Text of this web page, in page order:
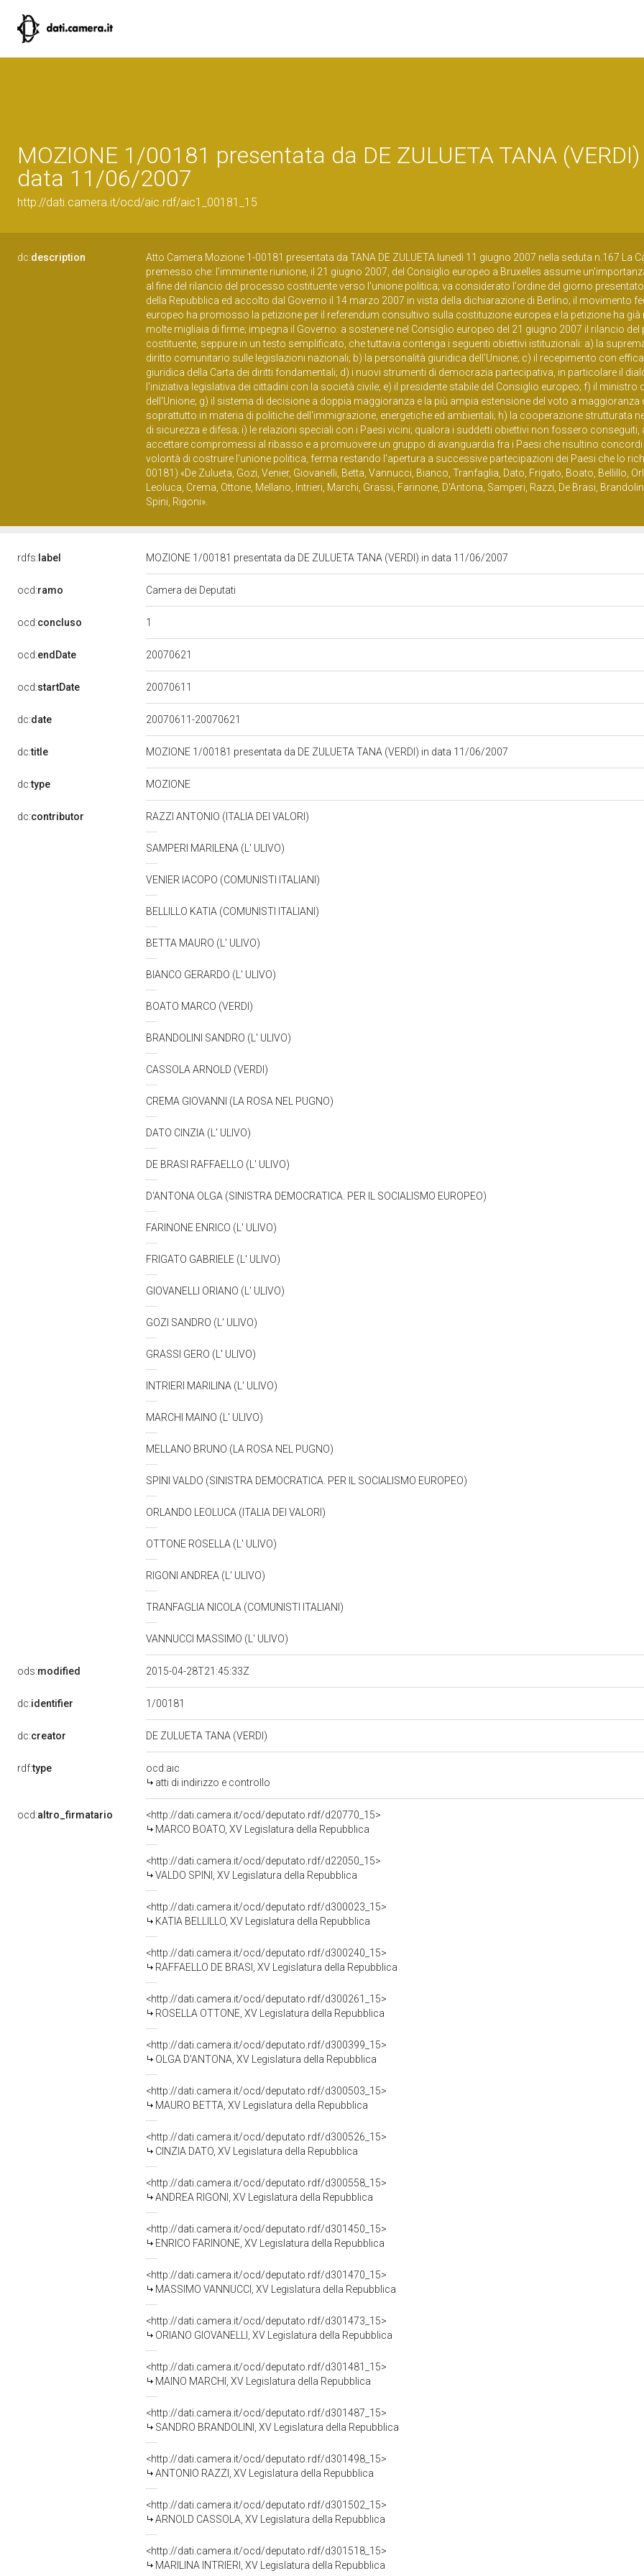
MOZIONE 1/00181 presentata da DE ZULUETA TANA (VERDI)
data 11/06/2007
http://dati.camera.it/ocd/aic.rdf/aic1_00181_15
dc:description
Atto Camera Mozione 1-00181 presentata da TANA DE ZULUETA lunedì 11 giugno 2007 nella seduta n.167 La
premesso che: l'imminente riunione, il 21 giugno 2007, del Consiglio europeo a Bruxelles assume
al fine del rilancio del processo costituente verso l'unione politica; va considerato l'ordine del giorno
della Repubblica ed accolto dal Governo il 14 marzo 2007 in vista della dichiarazione di Berlino; il movimento
europeo ha promosso la petizione per il referendum consultivo sulla costituzione europea e la petizione ha
molte migliaia di firme; impegna il Governo: a sostenere nel Consiglio europeo del 21 giugno 2007 il rilancio
costituente, seppure in un testo semplificato, che tuttavia contenga i seguenti obiettivi istituzionali: a) la
diritto comunitario sulle legislazioni nazionali; b) la personalità giuridica dell'Unione; c) il recepimento con
giuridica della Carta dei diritti fondamentali; d) i nuovi strumenti di democrazia partecipativa, in particolare il
l'iniziativa legislativa dei cittadini con la società civile; e) il presidente stabile del Consiglio europeo; f) il ministro
dell'Unione; g) il sistema di decisione a doppia maggioranza e la più ampia estensione del voto a maggioranza
soprattutto in materia di politiche dell'immigrazione, energetiche ed ambientali; h) la cooperazione strutturata
di sicurezza e difesa; i) le relazioni speciali con i Paesi vicini; qualora i suddetti obiettivi non fossero conseguiti,
accettare compromessi al ribasso e a promuovere un gruppo di avanguardia fra i Paesi che risultino concordi
volontà di costruire l'unione politica, ferma restando l'apertura a successive partecipazioni dei Paesi che lo
00181) «De Zulueta, Gozi, Venier, Giovanelli, Betta, Vannucci, Bianco, Tranfaglia, Dato, Frigato, Boato, Bellillo,
Leoluca, Crema, Ottone, Mellano, Intrieri, Marchi, Grassi, Farinone, D'Antona, Samperi, Razzi, De Brasi,
Spini, Rigoni».
rdfs: label MOZIONE 1/00181 presentata da DE ZULUETA TANA (VERDI) in data 11/06/2007
ocd:ramo Camera dei Deputati
ocd:concluso 1
ocd:endDate 20070621
ocd:startDate 20070611
dc:date 20070611-20070621
dc:title MOZIONE 1/00181 presentata da DE ZULUETA TANA (VERDI) in data 11/06/2007
dc:type MOZIONE
dc:contributor RAZZI ANTONIO (ITALIA DEI VALORI)
SAMPERI MARILENA (L' ULIVO)
VENIER IACOPO (COMUNISTI ITALIANI)
BELLILLO KATIA (COMUNISTI ITALIANI)
BETTA MAURO (L' ULIVO)
BIANCO GERARDO (L' ULIVO)
BOATO MARCO (VERDI)
BRANDOLINI SANDRO (L' ULIVO)
CASSOLA ARNOLD (VERDI)
CREMA GIOVANNI (LA ROSA NEL PUGNO)
DATO CINZIA (L' ULIVO)
DE BRASI RAFFAELLO (L' ULIVO)
D'ANTONA OLGA (SINISTRA DEMOCRATICA. PER IL SOCIALISMO EUROPEO)
FARINONE ENRICO (L' ULIVO)
FRIGATO GABRIELE (L' ULIVO)
GIOVANELLI ORIANO (L' ULIVO)
GOZI SANDRO (L' ULIVO)
GRASSI GERO (L' ULIVO)
INTRIERI MARILINA (L' ULIVO)
MARCHI MAINO (L' ULIVO)
MELLANO BRUNO (LA ROSA NEL PUGNO)
SPINI VALDO (SINISTRA DEMOCRATICA. PER IL SOCIALISMO EUROPEO)
ORLANDO LEOLUCA (ITALIA DEI VALORI)
OTTONE ROSELLA (L' ULIVO)
RIGONI ANDREA (L' ULIVO)
TRANFAGLIA NICOLA (COMUNISTI ITALIANI)
VANNUCCI MASSIMO (L' ULIVO)
ods:modified 2015-04-28T21:45:33Z
dc:identifier 1/00181
dc:creator DE ZULUETA TANA (VERDI)
rdf:type
ocd:aic
atti di indirizzo e controllo
ocd:altro_firmatario
<http://dati.camera.it/ocd/deputato.rdf/d20770_15>
MARCO BOATO, XV Legislatura della Repubblica
<http://dati.camera.it/ocd/deputato.rdf/d22050_15>
VALDO SPINI, XV Legislatura della Repubblica
<http://dati.camera.it/ocd/deputato.rdf/d300023_15>
KATIA BELLILLO, XV Legislatura della Repubblica
<http://dati.camera.it/ocd/deputato.rdf/d300240_15>
RAFFAELLO DE BRASI, XV Legislatura della Repubblica
<http://dati.camera.it/ocd/deputato.rdf/d300261_15>
ROSELLA OTTONE, XV Legislatura della Repubblica
<http://dati.camera.it/ocd/deputato.rdf/d300399_15>
OLGA D'ANTONA, XV Legislatura della Repubblica
<http://dati.camera.it/ocd/deputato.rdf/d300503_15>
MAURO BETTA, XV Legislatura della Repubblica
<http://dati.camera.it/ocd/deputato.rdf/d300526_15>
CINZIA DATO, XV Legislatura della Repubblica
<http://dati.camera.it/ocd/deputato.rdf/d300558_15>
ANDREA RIGONI, XV Legislatura della Repubblica
<http://dati.camera.it/ocd/deputato.rdf/d301450_15>
ENRICO FARINONE, XV Legislatura della Repubblica
<http://dati.camera.it/ocd/deputato.rdf/d301470_15>
MASSIMO VANNUCCI, XV Legislatura della Repubblica
<http://dati.camera.it/ocd/deputato.rdf/d301473_15>
ORIANO GIOVANELLI, XV Legislatura della Repubblica
<http://dati.camera.it/ocd/deputato.rdf/d301481_15>
MAINO MARCHI, XV Legislatura della Repubblica
<http://dati.camera.it/ocd/deputato.rdf/d301487_15>
SANDRO BRANDOLINI, XV Legislatura della Repubblica
<http://dati.camera.it/ocd/deputato.rdf/d301498_15>
ANTONIO RAZZI, XV Legislatura della Repubblica
<http://dati.camera.it/ocd/deputato.rdf/d301502_15>
ARNOLD CASSOLA, XV Legislatura della Repubblica
<http://dati.camera.it/ocd/deputato.rdf/d301518_15>
MARILINA INTRIERI, XV Legislatura della Repubblica